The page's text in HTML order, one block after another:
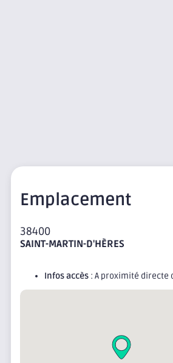
Emplacement
38400
SAINT-MARTIN-D'HÈRES
Infos accès : A proximité directe